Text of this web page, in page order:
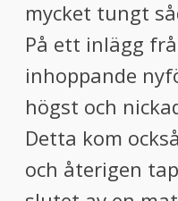
mycket tungt
På ett inlägg
inhoppande
högst och
Detta kom
och återigen